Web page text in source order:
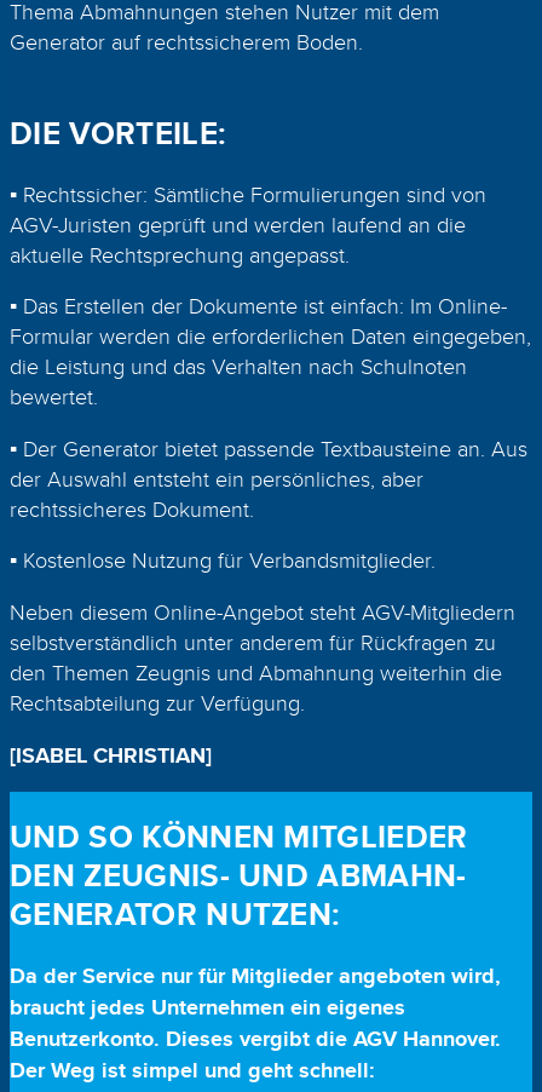
Thema Abmahnungen stehen Nutzer mit dem
Generator auf rechtssicherem Boden.
DIE VORTEILE:
▪ Rechtssicher: Sämtliche Formulierungen sind von
AGV-Juristen geprüft und werden laufend an die
aktuelle Rechtsprechung angepasst.
▪ Das Erstellen der Dokumente ist einfach: Im Online-
Formular werden die erforderlichen Daten eingegeben,
die Leistung und das Verhalten nach Schulnoten
bewertet.
▪ Der Generator bietet passende Textbausteine an. Aus
der Auswahl entsteht ein persönliches, aber
rechtssicheres Dokument.
▪ Kostenlose Nutzung für Verbandsmitglieder.
Neben diesem Online-Angebot steht AGV-Mitgliedern
selbstverständlich unter anderem für Rückfragen zu
den Themen Zeugnis und Abmahnung weiterhin die
Rechtsabteilung zur Verfügung.
[ISABEL CHRISTIAN]
UND SO KÖNNEN MITGLIEDER
DEN ZEUGNIS- UND ABMAHN-
GENERATOR NUTZEN:
Da der Service nur für Mitglieder angeboten wird,
braucht jedes Unternehmen ein eigenes
Benutzerkonto. Dieses vergibt die AGV Hannover.
Der Weg ist simpel und geht schnell: